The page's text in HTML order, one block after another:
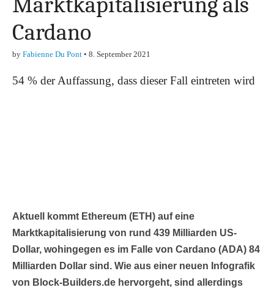
Marketing-, Vertrieb-
& Investment-Tipps
Cardano
by Fabienne Du Pont • 8. September 2021
54 % der Auffassung, dass dieser Fall eintreten wird
Aktuell kommt Ethereum (ETH) auf eine
Marktkapitalisierung von rund 439 Milliarden US-
Dollar, wohingegen es im Falle von Cardano (ADA) 84
Milliarden Dollar sind. Wie aus einer neuen Infografik
von Block-Builders.de hervorgeht, sind allerdings